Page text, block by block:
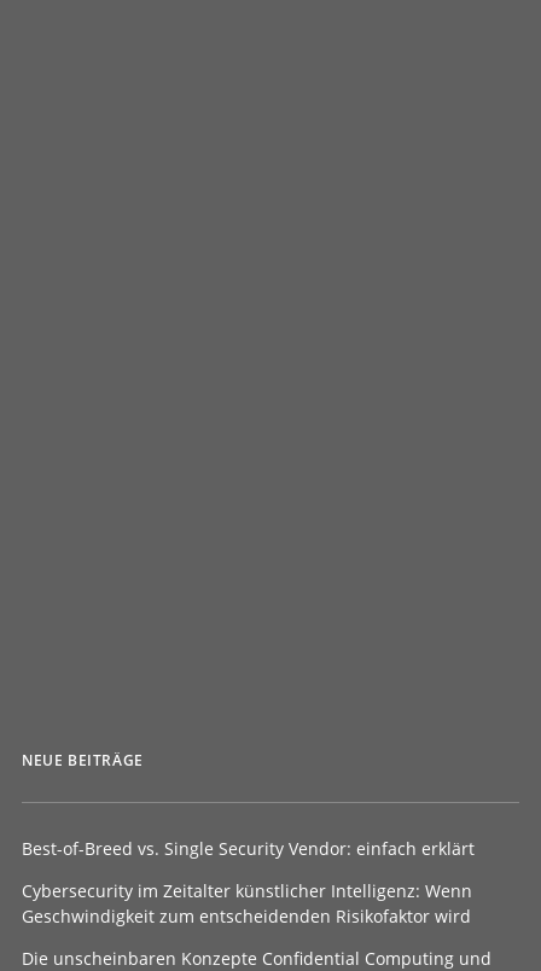
NEUE BEITRÄGE
Best-of-Breed vs. Single Security Vendor: einfach erklärt
Cybersecurity im Zeitalter künstlicher Intelligenz: Wenn
Geschwindigkeit zum entscheidenden Risikofaktor wird
Die unscheinbaren Konzepte Confidential Computing und